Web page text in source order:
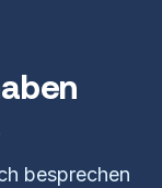
besprechen